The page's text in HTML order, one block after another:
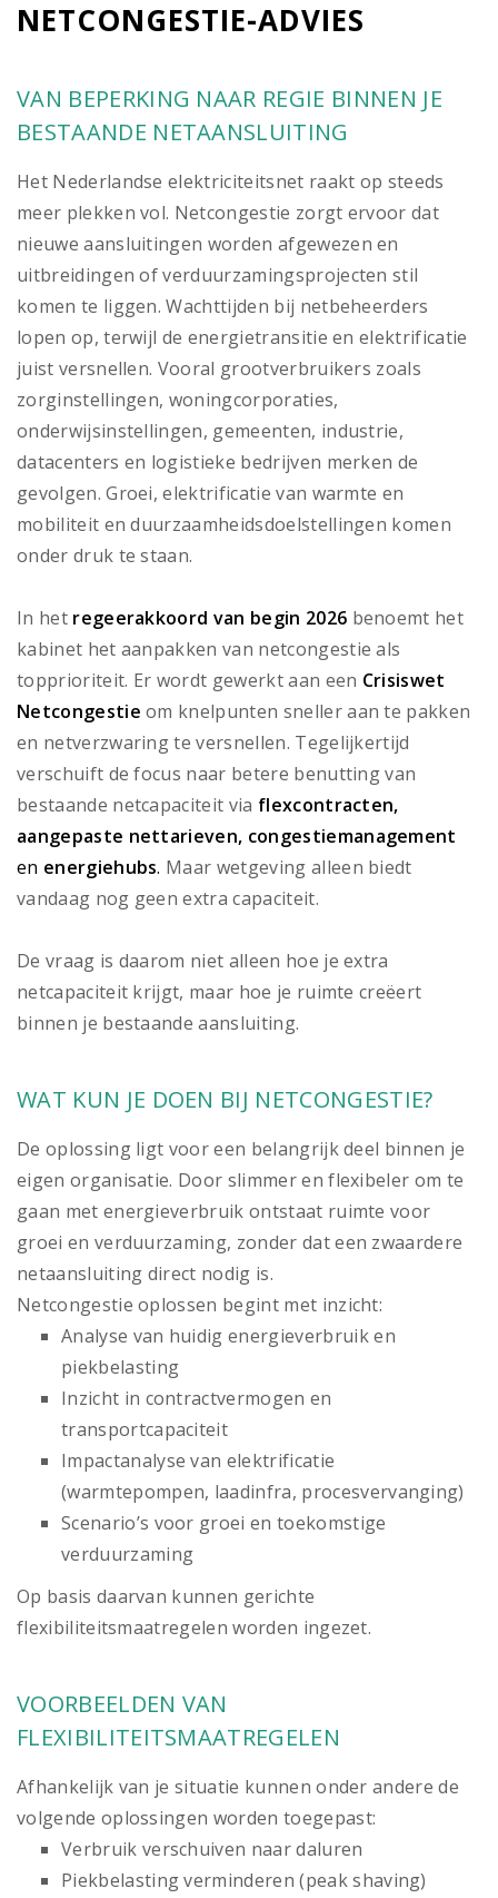
NETCONGESTIE-ADVIES
VAN BEPERKING NAAR REGIE BINNEN JE
BESTAANDE NETAANSLUITING
Het Nederlandse elektriciteitsnet raakt op steeds
meer plekken vol. Netcongestie zorgt ervoor dat
nieuwe aansluitingen worden afgewezen en
uitbreidingen of verduurzamingsprojecten stil
komen te liggen. Wachttijden bij netbeheerders
lopen op, terwijl de energietransitie en elektrificatie
juist versnellen. Vooral grootverbruikers zoals
zorginstellingen, woningcorporaties,
onderwijsinstellingen, gemeenten, industrie,
datacenters en logistieke bedrijven merken de
gevolgen. Groei, elektrificatie van warmte en
mobiliteit en duurzaamheidsdoelstellingen komen
onder druk te staan.
In hetregeerakkoord van begin 2026 benoemt het
kabinet het aanpakken van netcongestie als
topprioriteit. Er wordt gewerkt aan een Crisiswet
Netcongestie om knelpunten sneller aan te pakken
en netverzwaring te versnellen. Tegelijkertijd
verschuift de focus naar betere benutting van
bestaande netcapaciteit via flexcontracten,
aangepaste nettarieven, congestiemanagement
en energiehubs. Maar wetgeving alleen biedt
vandaag nog geen extra capaciteit.
De vraag is daarom niet alleen hoe je extra
netcapaciteit krijgt, maar hoe je ruimte creëert
binnen je bestaande aansluiting.
WAT KUN JE DOEN BIJ NETCONGESTIE?
De oplossing ligt voor een belangrijk deel binnen je
eigen organisatie. Door slimmer en flexibeler om te
gaan met energieverbruik ontstaat ruimte voor
groei en verduurzaming, zonder dat een zwaardere
netaansluiting direct nodig is.
Netcongestie oplossen begint met inzicht:
Analyse van huidig energieverbruik en
piekbelasting
Inzicht in contractvermogen en
transportcapaciteit
Impactanalyse van elektrificatie
(warmtepompen, laadinfra, procesvervanging)
Scenario’s voor groei en toekomstige
verduurzaming
Op basis daarvan kunnen gerichte
flexibiliteitsmaatregelen worden ingezet.
VOORBEELDEN VAN
FLEXIBILITEITSMAATREGELEN
Afhankelijk van je situatie kunnen onder andere de
volgende oplossingen worden toegepast:
Verbruik verschuiven naar daluren
Piekbelasting verminderen (peak shaving)